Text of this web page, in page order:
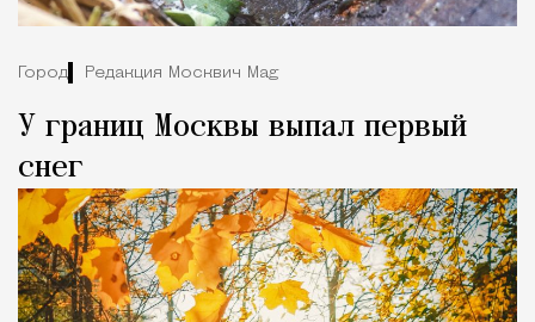
Город Редакция Москвич Mag
У границ Москвы выпал первый
снег